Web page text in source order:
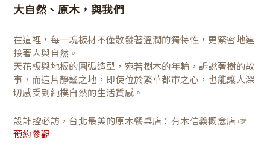
大自然、原木，與我們
在這裡，每一塊板材不僅散發著溫潤的獨特性，更緊密地連
接著人與自然。
天花板與地板的圓弧造型，宛若樹木的年輪，訴說著樹的故
事，而這片靜謐之地，即使位於繁華都市之心，也能讓人深
切感受到純樸自然的生活質感。
設計控必訪，台北最美的原木餐桌店：有木信義概念店 ☞
預約參觀